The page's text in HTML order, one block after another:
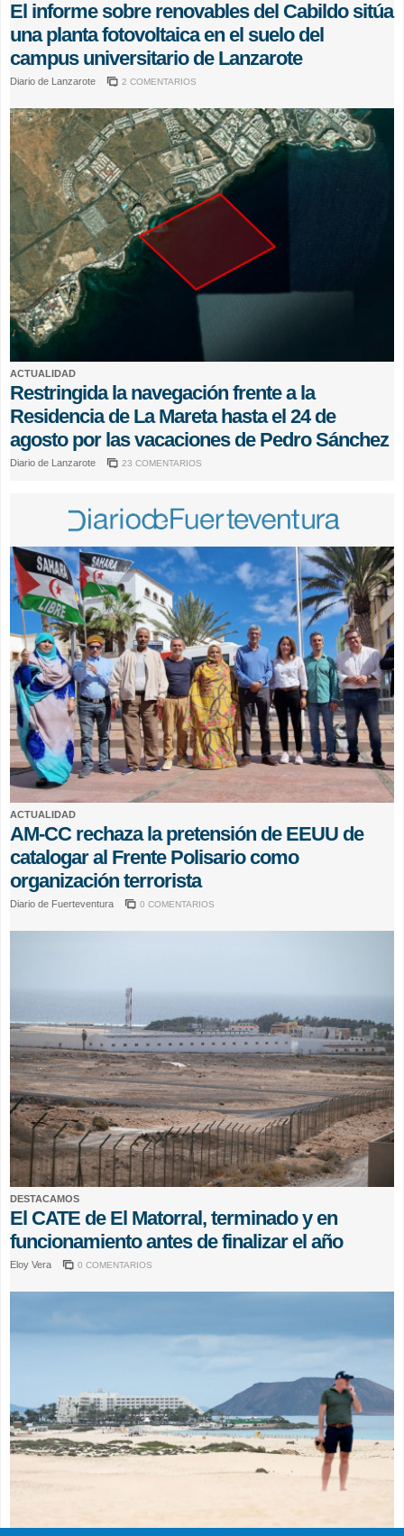
El informe sobre renovables del Cabildo sitúa
una planta fotovoltaica en el suelo del
campus universitario de Lanzarote
Diario de Lanzarote 2 COMENTARIOS
ACTUALIDAD
Restringida la navegación frente a la
Residencia de La Mareta hasta el 24 de
agosto por las vacaciones de Pedro Sánchez
Diario de Lanzarote 23 COMENTARIOS
ACTUALIDAD
AM-CC rechaza la pretensión de EEUU de
catalogar al Frente Polisario como
organización terrorista
Diario de Fuerteventura 0 COMENTARIOS
DESTACAMOS
El CATE de El Matorral, terminado y en
funcionamiento antes de finalizar el año
Eloy Vera 0 COMENTARIOS